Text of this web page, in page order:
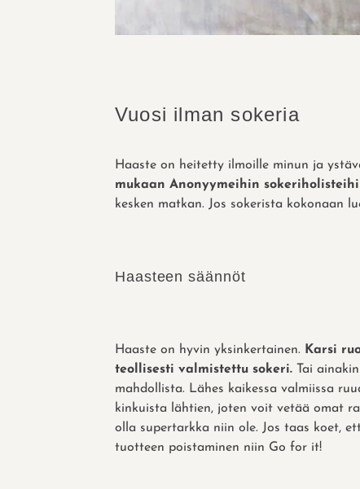
Vuosi ilman sokeria
Haaste on heitetty ilmoille minun ja
mukaan Anonyymeihin
kesken matkan. Jos sokerista kokonaan
Haasteen säännöt
Haaste on hyvin yksinkertainen.
Karsi
teollisesti valmistettu sokeri. Tai
mahdollista. Lähes kaikessa valmiissa
kinkuista lähtien, joten voit vetää omat
olla supertarkka niin ole. Jos taas koet,
tuotteen poistaminen niin Go for it!